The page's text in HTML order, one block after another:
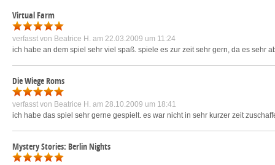
Virtual Farm
verfasst von Beatrice H. am 22.03.2009 um 11:24
ich habe an dem spiel sehr viel spaß. spiele es zur zeit sehr gern, da es sehr
Die Wiege Roms
verfasst von Beatrice H. am 28.10.2009 um 18:41
ich habe das spiel sehr gerne gespielt. es war nicht in sehr kurzer zeit
Mystery Stories: Berlin Nights